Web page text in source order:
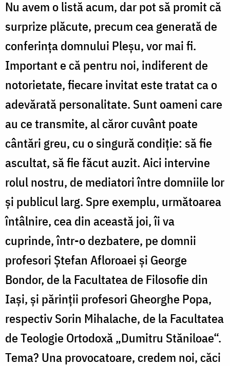
Nu avem o listă acum, dar pot să promit că
surprize plăcute, precum cea generată de
conferinţa domnului Pleşu, vor mai fi.
Important e că pentru noi, indiferent de
notorietate, fiecare invitat este tratat ca o
adevărată personalitate. Sunt oameni care
au ce transmite, al căror cuvânt poate
cântări greu, cu o singură condiţie: să fie
ascultat, să fie făcut auzit. Aici intervine
rolul nostru, de mediatori între domniile lor
şi publicul larg. Spre exemplu, următoarea
întâlnire, cea din această joi, îi va
cuprinde, într-o dezbatere, pe domnii
profesori Ştefan Afloroaei şi George
Bondor, de la Facultatea de Filosofie din
Iaşi, şi părinţii profesori Gheorghe Popa,
respectiv Sorin Mihalache, de la Facultatea
de Teologie Ortodoxă „Dumitru Stăniloae“.
Tema? Una provocatoare, credem noi, căci